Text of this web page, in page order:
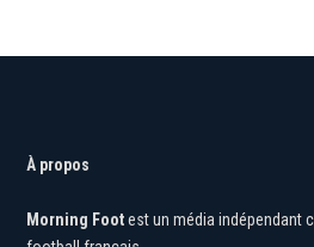
À propos
Morning Foot
est un média indépendant